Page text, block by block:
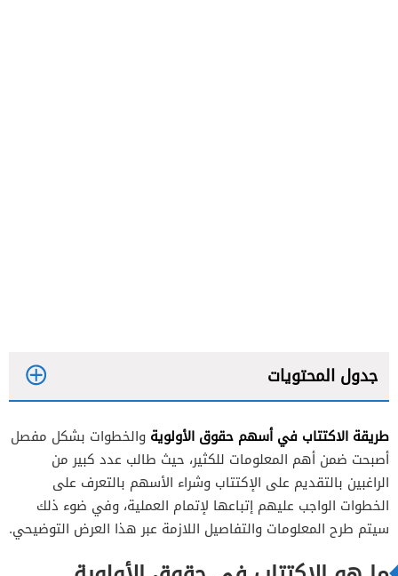
جدول المحتويات
طريقة الاكتتاب في أسهم حقوق الأولوية والخطوات بشكل مفصل
أصبحت ضمن أهم المعلومات للكثير، حيث طالب عدد كبير من
الراغبين بالتقديم على الإكتتاب وشراء الأسهم بالتعرف على
الخطوات الواجب عليهم إتباعها لإتمام العملية، وفي ضوء ذلك
سيتم طرح المعلومات والتفاصيل اللازمة عبر هذا العرض التوضيحي.